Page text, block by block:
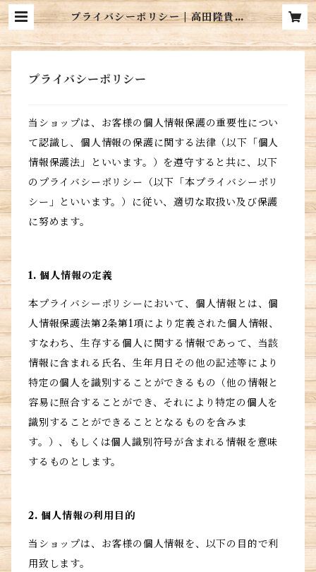
プライバシーポリシー | 高田隆貴
オリジナルグッズ
プライバシーポリシー
当ショップは、お客様の個人情報保護の重要性につい
て認識し、個人情報の保護に関する法律（以下「個人
情報保護法」といいます。）を遵守すると共に、以下
のプライバシーポリシー（以下「本プライバシーポリ
シー」といいます。）に従い、適切な取扱い及び保護
に努めます。
1. 個人情報の定義
本プライバシーポリシーにおいて、個人情報とは、個
人情報保護法第2条第1項により定義された個人情報、
すなわち、生存する個人に関する情報であって、当該
情報に含まれる氏名、生年月日その他の記述等により
特定の個人を識別することができるもの（他の情報と
容易に照合することができ、それにより特定の個人を
識別することができることとなるものを含みま
す。）、もしくは個人識別符号が含まれる情報を意味
するものとします。
2. 個人情報の利用目的
当ショップは、お客様の個人情報を、以下の目的で利
用致します。